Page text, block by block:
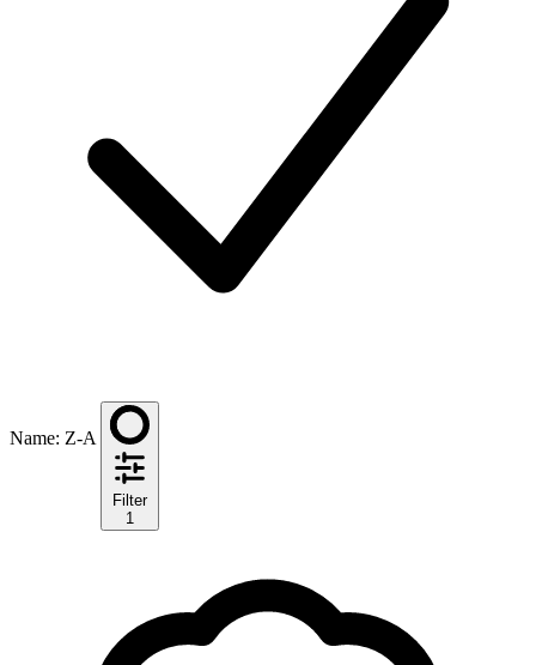
Name: Z-A
Filter
1